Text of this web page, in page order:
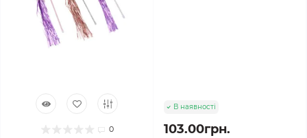
0
В наявності
103.00грн.